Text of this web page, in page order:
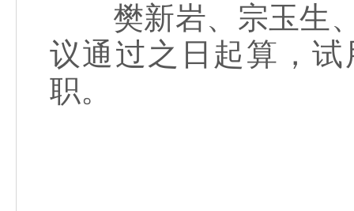
樊新岩、宗玉生、
议通过之日起算，
职。